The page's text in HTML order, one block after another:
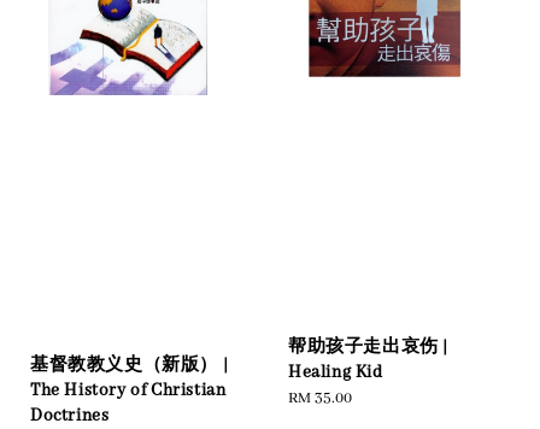
基督教教义史（新版） |
The History of Christian
Doctrines
帮助孩子走出哀伤 |
Healing Kid
Regular
RM 35.00